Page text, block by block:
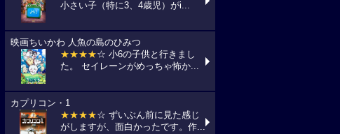
小さい子（特に3、4歳児）がi...
映画ちいかわ 人魚の島のひみつ
★★★★☆ 小6の子供と行きまし
た。 セイレーンがめっちゃ怖か...
カプリコン・1
★★★★☆ ずいぶん前に見た感じ
がしますが、面白かったです。作...